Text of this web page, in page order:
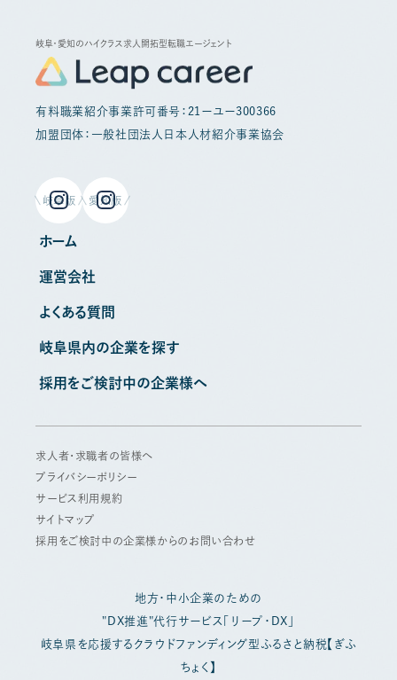
岐阜・愛知のハイクラス求人開拓型転職エージェント
有料職業紹介事業許可番号：21ーユー300366
加盟団体：一般社団法人日本人材紹介事業協会
岐阜版 愛知版
ホーム
運営会社
よくある質問
岐阜県内の企業を探す
採用をご検討中の企業様へ
求人者・求職者の皆様へ
プライバシーポリシー
サービス利用規約
サイトマップ
採用をご検討中の企業様からのお問い合わせ
地方・中小企業のための
"DX推進"代行サービス「リープ・DX」
岐阜県を応援するクラウドファンディング型ふるさと納税【ぎふ
ちょく】